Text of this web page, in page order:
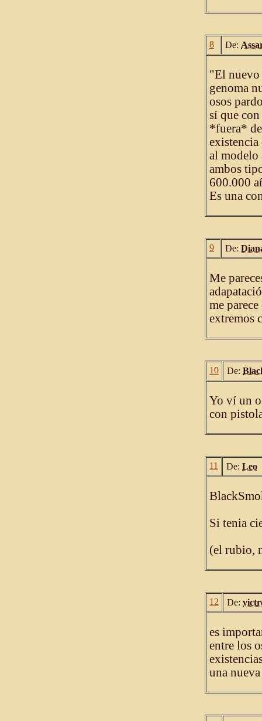
8 De:
"El nuevo
genoma
osos
sí que
*fuera*
al modelo
ambos
600.000
Es una
9 De:
Me
me
extremos
10 De:
Yo ví un
con
11 De: Leo
Si tenia
(el rubio,
12 De:
es
entre los
una